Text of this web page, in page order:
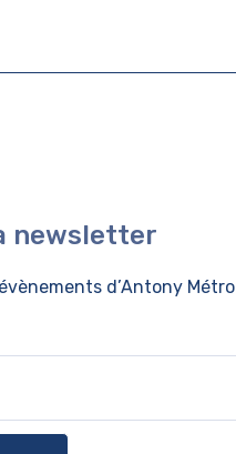
newsletter
d’Antony Métro